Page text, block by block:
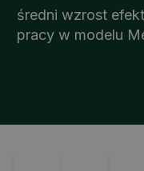
średni wzrost
pracy w modelu